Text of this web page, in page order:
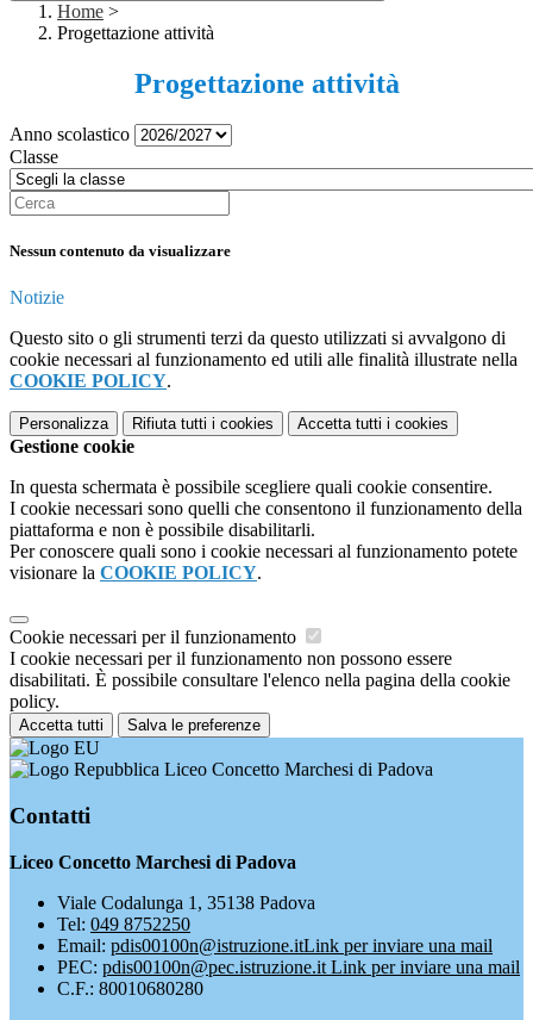
Home >
Progettazione attività
Progettazione attività
Anno scolastico
Classe
Nessun contenuto da visualizzare
Notizie
Questo sito o gli strumenti terzi da questo utilizzati si avvalgono di
cookie necessari al funzionamento ed utili alle finalità illustrate nella
COOKIE POLICY.
Personalizza Rifiuta tutti i cookies Accetta tutti i cookies
Gestione cookie
In questa schermata è possibile scegliere quali cookie consentire.
I cookie necessari sono quelli che consentono il funzionamento della
piattaforma e non è possibile disabilitarli.
Per conoscere quali sono i cookie necessari al funzionamento potete
visionare la COOKIE POLICY.
Cookie necessari per il funzionamento
I cookie necessari per il funzionamento non possono essere
disabilitati. È possibile consultare l'elenco nella pagina della cookie
policy.
Accetta tutti Salva le preferenze
Liceo Concetto Marchesi di Padova
Contatti
Liceo Concetto Marchesi di Padova
Viale Codalunga 1, 35138 Padova
Tel: 049 8752250
Email: pdis00100n@istruzione.itLink per inviare una mail
PEC: pdis00100n@pec.istruzione.it Link per inviare una mail
C.F.: 80010680280